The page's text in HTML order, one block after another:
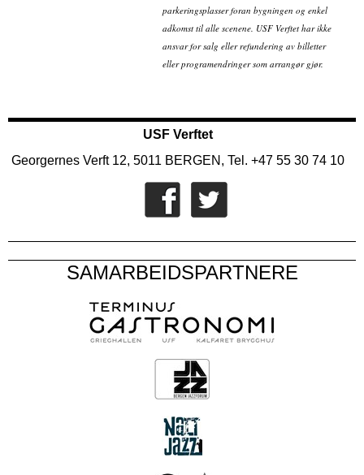
parkeringsplasser foran bygningen og enkel
adkomst til alle scenene. USF Verftet har ikke
ansvar for salg eller refundering av billetter
eller programendringer som arrangør gjør.
USF Verftet
Georgernes Verft 12, 5011 BERGEN, Tel. +47 55 30 74 10
SAMARBEIDSPARTNERE